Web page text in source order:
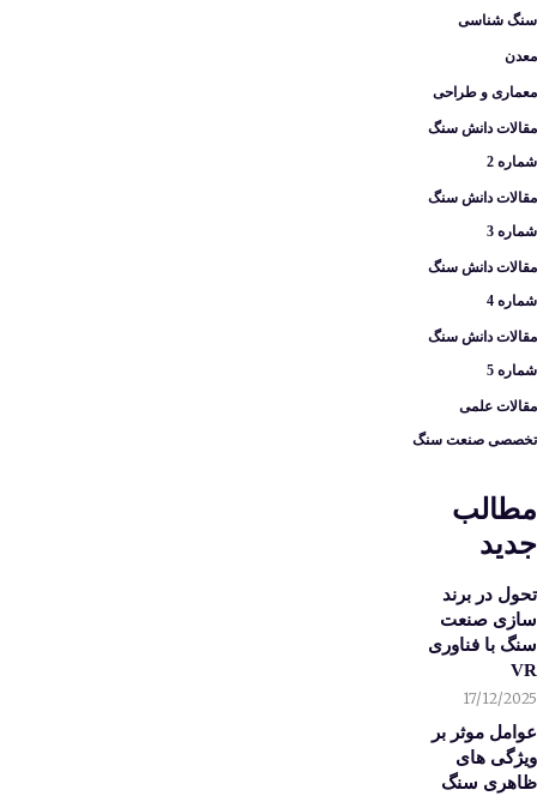
سنگ شناسی
معدن
معماری و طراحی
مقالات دانش سنگ
شماره 2
مقالات دانش سنگ
شماره 3
مقالات دانش سنگ
شماره 4
مقالات دانش سنگ
شماره 5
مقالات علمی
تخصصی صنعت سنگ
مطالب
جدید
تحول در برند
سازی صنعت
سنگ با فناوری
VR
17/12/2025
عوامل موثر بر
ویژگی های
ظاهری سنگ